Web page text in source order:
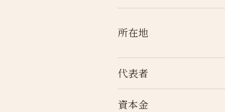
所在地
代表者
資本金